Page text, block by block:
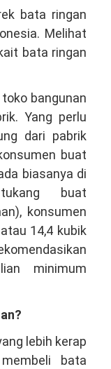
bata ringan
Melihat
bata ringan
bangunan
Yang perlu
dari pabrik
buat
biasanya di
buat
konsumen
14,4 kubik
minimum
lebih kerap
bata